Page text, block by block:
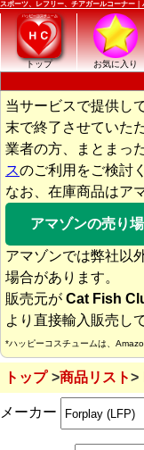
スポーツ、レフリー、チアガールコーナー
トップ お気に入り
当サービスで提供し
末で終了させていた
業者の方、まとまっ
スのご利用をご検討
なお、在庫商品はア
アマゾンの売り
アマゾンでは弊社以
場合があります。
販売元が Cat Fish
より直接輸入販売し
*ハッピーコスチュームは、
トップ 商品リスト
メーカー